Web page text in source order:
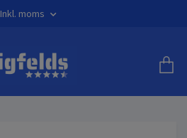
Inkl. moms